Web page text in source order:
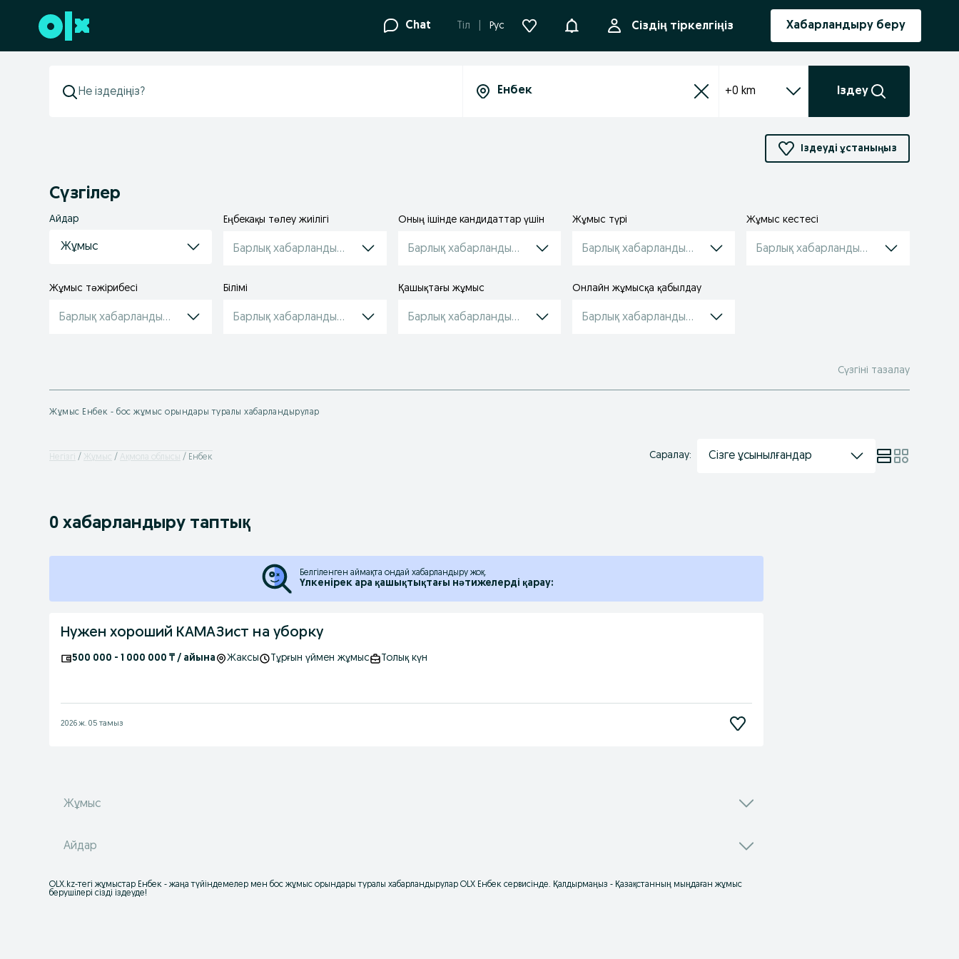
Төменгі деректемеге өту Chat Tіл Рус АқпараттандыруСіздің тіркелгіңіз Хабарландыру беру
+0 km Іздеу
Іздеуді ұстаныңыз
Сүзгілер
Айдар
Жұмыс
Еңбекақы төлеу жиілігі
Барлық хабарландырулар
Оның ішінде кандидаттар үшін
Барлық хабарландырулар
Жұмыс түрі
Барлық хабарландырулар
Жұмыс кестесі
Барлық хабарландырулар
Жұмыс тəжірибесі
Барлық хабарландырулар
Білімі
Барлық хабарландырулар
Қашықтағы жұмыс
Барлық хабарландырулар
Онлайн жұмысқа қабылдау
Барлық хабарландырулар
Сүзгіні тазалау
Жұмыс Енбек - бос жұмыс орындары туралы хабарландырулар
Негізгі Жұмыс Ақмола облысы Енбек Саралау: Сізге ұсынылғандар
0 хабарландыру таптық
Белгіленген аймақта ондай хабарландыру жоқ.
Үлкенірек ара қашықтықтағы нәтижелерді қарау:
Нужен хороший КАМАЗист на уборку
500 000 - 1 000 000 ₸ / айына Жаксы Тұрғын үймен жұмыс Толық күн
2026 ж. 05 тамыз
Жұмыс
Айдар
OLX.kz-тегі жұмыстар Енбек - жаңа түйіндемелер мен бос жұмыс орындары туралы хабарландырулар OLX Енбек сервисінде. Қалдырмаңыз - Қазақстанның мыңдаған жұмыс
берушілері сізді іздеуде!